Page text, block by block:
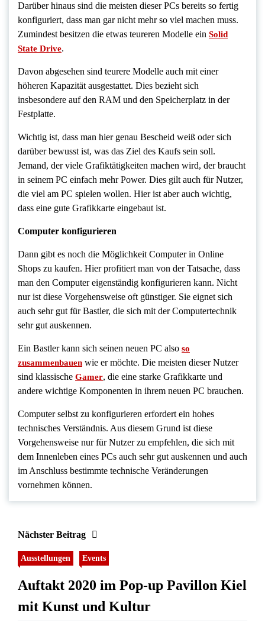
Darüber hinaus sind die meisten dieser PCs bereits so fertig
konfiguriert, dass man gar nicht mehr so viel machen muss.
Zumindest besitzen die etwas teureren Modelle ein Solid
State Drive.
Davon abgesehen sind teurere Modelle auch mit einer
höheren Kapazität ausgestattet. Dies bezieht sich
insbesondere auf den RAM und den Speicherplatz in der
Festplatte.
Wichtig ist, dass man hier genau Bescheid weiß oder sich
darüber bewusst ist, was das Ziel des Kaufs sein soll.
Jemand, der viele Grafiktätigkeiten machen wird, der braucht
in seinem PC einfach mehr Power. Dies gilt auch für Nutzer,
die viel am PC spielen wollen. Hier ist aber auch wichtig,
dass eine gute Grafikkarte eingebaut ist.
Computer konfigurieren
Dann gibt es noch die Möglichkeit Computer in Online
Shops zu kaufen. Hier profitiert man von der Tatsache, dass
man den Computer eigenständig konfigurieren kann. Nicht
nur ist diese Vorgehensweise oft günstiger. Sie eignet sich
auch sehr gut für Bastler, die sich mit der Computertechnik
sehr gut auskennen.
Ein Bastler kann sich seinen neuen PC also so
zusammenbauen wie er möchte. Die meisten dieser Nutzer
sind klassische Gamer, die eine starke Grafikkarte und
andere wichtige Komponenten in ihrem neuen PC brauchen.
Computer selbst zu konfigurieren erfordert ein hohes
technisches Verständnis. Aus diesem Grund ist diese
Vorgehensweise nur für Nutzer zu empfehlen, die sich mit
dem Innenleben eines PCs auch sehr gut auskennen und auch
im Anschluss bestimmte technische Veränderungen
vornehmen können.
Nächster Beitrag
Ausstellungen Events
Auftakt 2020 im Pop-up Pavillon Kiel
mit Kunst und Kultur